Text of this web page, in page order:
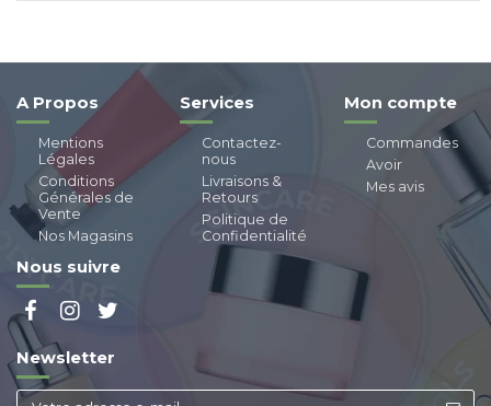
A Propos
Mentions
Légales
Conditions
Générales de
Vente
Nos Magasins
Services
Contactez-
nous
Livraisons &
Retours
Politique de
Confidentialité
Mon compte
Commandes
Avoir
Mes avis
Nous suivre
Newsletter